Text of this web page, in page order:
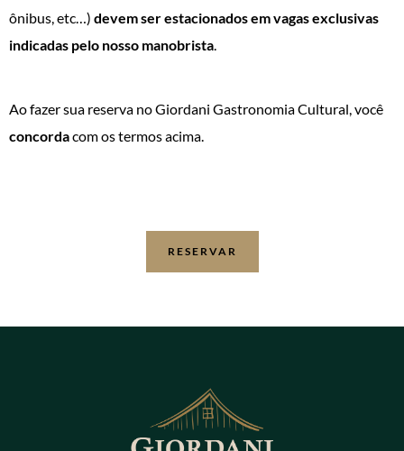
ônibus, etc…) devem ser estacionados em vagas exclusivas
indicadas pelo nosso manobrista
Ao fazer sua reserva no Giordani Gastronomia Cultural, você
concordacom os termos acima.
RESERVAR